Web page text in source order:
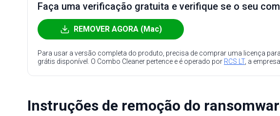
Faça uma verificação gratuita e verifique se o seu
REMOVER AGORA (Mac)
Para usar a versão completa do produto, precisa de comprar uma licença
grátis disponível. O Combo Cleaner pertence e é operado por RCS LT, a
Instruções de remoção do